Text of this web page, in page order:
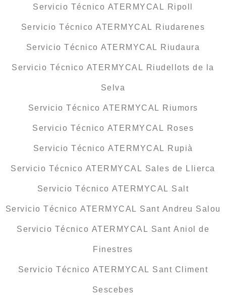
Servicio Técnico ATERMYCAL Ripoll
Servicio Técnico ATERMYCAL Riudarenes
Servicio Técnico ATERMYCAL Riudaura
Servicio Técnico ATERMYCAL Riudellots de la
Selva
Servicio Técnico ATERMYCAL Riumors
Servicio Técnico ATERMYCAL Roses
Servicio Técnico ATERMYCAL Rupià
Servicio Técnico ATERMYCAL Sales de Llierca
Servicio Técnico ATERMYCAL Salt
Servicio Técnico ATERMYCAL Sant Andreu Salou
Servicio Técnico ATERMYCAL Sant Aniol de
Finestres
Servicio Técnico ATERMYCAL Sant Climent
Sescebes